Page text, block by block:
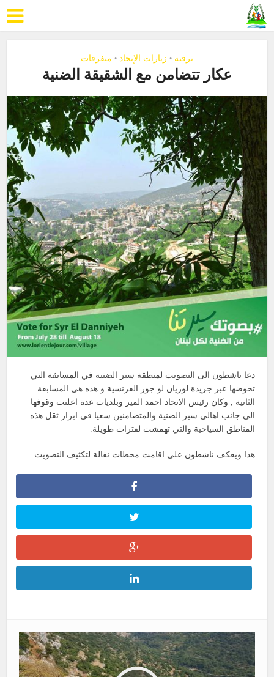
ترفيه • زيارات الإتحاد • متفرقات
عكار تتضامن مع الشقيقة الضنية
دعا ناشطون الى التصويت لمنطقة سير الضنية في المسابقة التي
تخوضها عبر جريدة لوريان لو جور الفرنسية و هذه هي المسابقة
الثانية , وكان رئيس الاتحاد احمد المير وبلديات عدة اعلنت وقوفها
الى جانب اهالي سير الضنية والمتضامنين سعيا في ابراز ثقل هذه
المناطق السياحية والتي تهمشت لفترات طويلة.
هذا ويعكف ناشطون على اقامت محطات نقالة لتكثيف التصويت